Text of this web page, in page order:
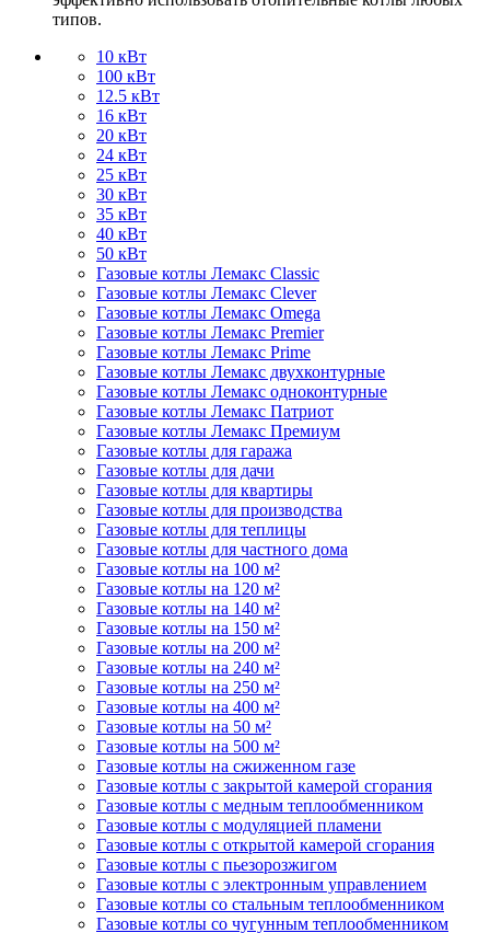
типов.
10 кВт
100 кВт
12.5 кВт
16 кВт
20 кВт
24 кВт
25 кВт
30 кВт
35 кВт
40 кВт
50 кВт
Газовые котлы Лемакс Classic
Газовые котлы Лемакс Clever
Газовые котлы Лемакс Omega
Газовые котлы Лемакс Premier
Газовые котлы Лемакс Prime
Газовые котлы Лемакс двухконтурные
Газовые котлы Лемакс одноконтурные
Газовые котлы Лемакс Патриот
Газовые котлы Лемакс Премиум
Газовые котлы для гаража
Газовые котлы для дачи
Газовые котлы для квартиры
Газовые котлы для производства
Газовые котлы для теплицы
Газовые котлы для частного дома
Газовые котлы на 100 м²
Газовые котлы на 120 м²
Газовые котлы на 140 м²
Газовые котлы на 150 м²
Газовые котлы на 200 м²
Газовые котлы на 240 м²
Газовые котлы на 250 м²
Газовые котлы на 400 м²
Газовые котлы на 50 м²
Газовые котлы на 500 м²
Газовые котлы на сжиженном газе
Газовые котлы с закрытой камерой сгорания
Газовые котлы с медным теплообменником
Газовые котлы с модуляцией пламени
Газовые котлы с открытой камерой сгорания
Газовые котлы с пьезорозжигом
Газовые котлы с электронным управлением
Газовые котлы со стальным теплообменником
Газовые котлы со чугунным теплообменником